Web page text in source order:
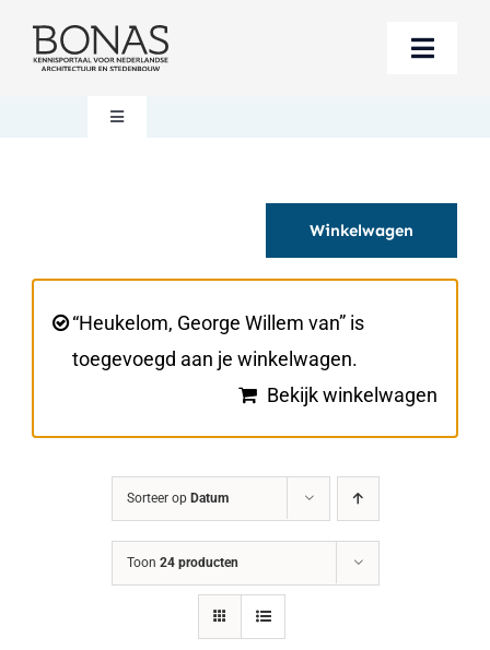
naar
Toggle
Berichten
Steun BONAS
Toggle
Winkelwagen
Winkelwagen
“Heukelom, George Willem van” is
toegevoegd aan je winkelwagen.
Bekijk winkelwagen
Sorteer op Datum
Toon 24 producten